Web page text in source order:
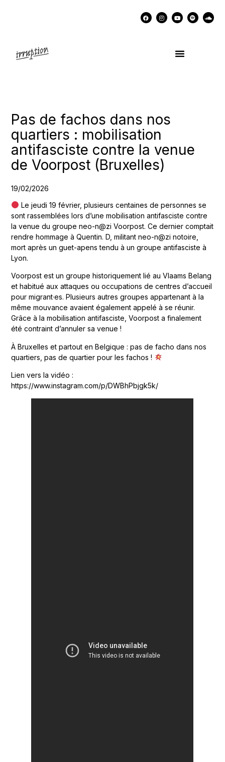
Pas de fachos dans nos
quartiers : mobilisation
antifasciste contre la venue
de Voorpost (Bruxelles)
19/02/2026
Le jeudi 19 février, plusieurs centaines de personnes se
sont rassemblées lors d’une mobilisation antifasciste contre
la venue du groupe neo-n@zi Voorpost. Ce dernier comptait
rendre hommage à Quentin. D, militant neo-n@zi notoire,
mort après un guet-apens tendu à un groupe antifasciste à
Lyon.
Voorpost est un groupe historiquement lié au Vlaams Belang
et habitué aux attaques ou occupations de centres d’accueil
pour migrant·es. Plusieurs autres groupes appartenant à la
même mouvance avaient également appelé à se réunir.
Grâce à la mobilisation antifasciste, Voorpost a finalement
été contraint d’annuler sa venue !
À Bruxelles et partout en Belgique : pas de facho dans nos
quartiers, pas de quartier pour les fachos !
Lien vers la vidéo :
https://www.instagram.com/p/DWBhPbjgk5k/